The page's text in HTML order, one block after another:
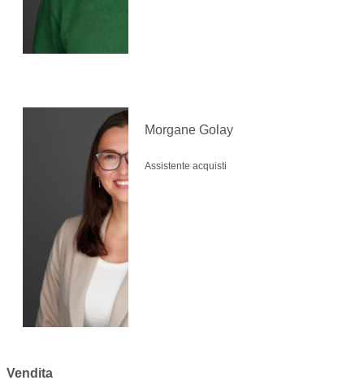
Morgane Golay
Assistente acquisti
Vendita